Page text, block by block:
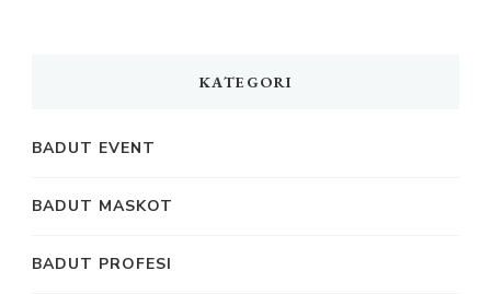
KATEGORI
BADUT EVENT
BADUT MASKOT
BADUT PROFESI